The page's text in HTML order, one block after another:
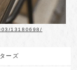
13180698/
ーズ